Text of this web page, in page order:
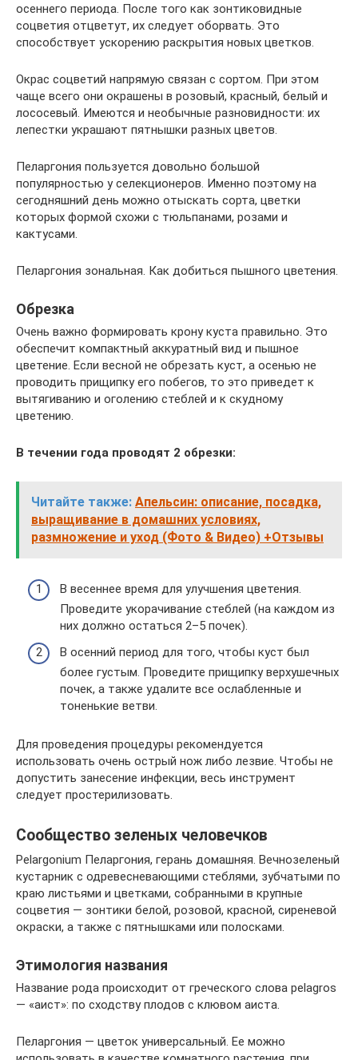
осеннего периода. После того как зонтиковидные
соцветия отцветут, их следует оборвать. Это
способствует ускорению раскрытия новых цветков.
Окрас соцветий напрямую связан с сортом. При этом
чаще всего они окрашены в розовый, красный, белый и
лососевый. Имеются и необычные разновидности: их
лепестки украшают пятнышки разных цветов.
Пеларгония пользуется довольно большой
популярностью у селекционеров. Именно поэтому на
сегодняшний день можно отыскать сорта, цветки
которых формой схожи с тюльпанами, розами и
кактусами.
Пеларгония зональная. Как добиться пышного цветения.
Обрезка
Очень важно формировать крону куста правильно. Это
обеспечит компактный аккуратный вид и пышное
цветение. Если весной не обрезать куст, а осенью не
проводить прищипку его побегов, то это приведет к
вытягиванию и оголению стеблей и к скудному
цветению.
В течении года проводят 2 обрезки:
Читайте также: Апельсин: описание, посадка,
выращивание в домашних условиях,
размножение и уход (Фото & Видео) +Отзывы
В весеннее время для улучшения цветения.
Проведите укорачивание стеблей (на каждом из
них должно остаться 2–5 почек).
В осенний период для того, чтобы куст был
более густым. Проведите прищипку верхушечных
почек, а также удалите все ослабленные и
тоненькие ветви.
Для проведения процедуры рекомендуется
использовать очень острый нож либо лезвие. Чтобы не
допустить занесение инфекции, весь инструмент
следует простерилизовать.
Сообщество зеленых человечков
Pelargonium Пеларгония, герань домашняя. Вечнозеленый
кустарник с одревесневающими стеблями, зубчатыми по
краю листьями и цветками, собранными в крупные
соцветия — зонтики белой, розовой, красной, сиреневой
окраски, а также с пятнышками или полосками.
Этимология названия
Название рода происходит от греческого слова pelagros
— «аист»: по сходству плодов с клювом аиста.
Пеларгония — цветок универсальный. Ее можно